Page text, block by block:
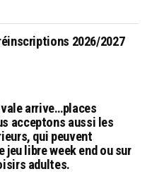
2026/2027
arrive…places
acceptons aussi les
qui peuvent
jeu libre week end ou sur
adultes.